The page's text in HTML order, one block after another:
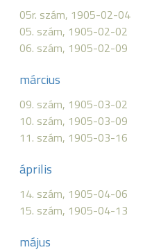
05r. szám, 1905-02-04
05. szám, 1905-02-02
06. szám, 1905-02-09
március
09. szám, 1905-03-02
10. szám, 1905-03-09
11. szám, 1905-03-16
április
14. szám, 1905-04-06
15. szám, 1905-04-13
május